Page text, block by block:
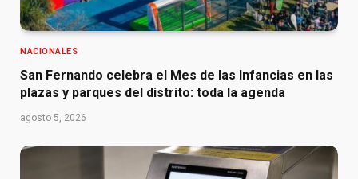
NACIONALES
San Fernando celebra el Mes de las Infancias en las
plazas y parques del distrito: toda la agenda
agosto 5, 2026